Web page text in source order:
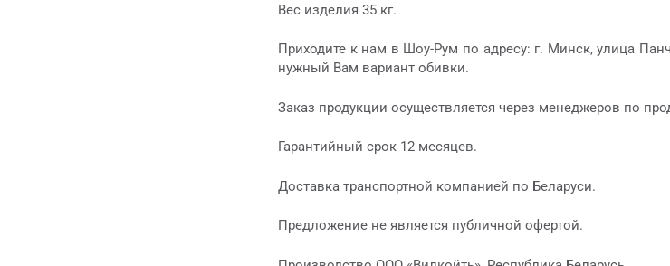
Вес изделия 35 кг.
Приходите к нам в Шоу-Рум по адресу: г. Минск, улица
нужный Вам вариант обивки.
Заказ продукции осуществляется через менеджеров по
Гарантийный срок 12 месяцев.
Доставка транспортной компанией по Беларуси.
Предложение не является публичной офертой.